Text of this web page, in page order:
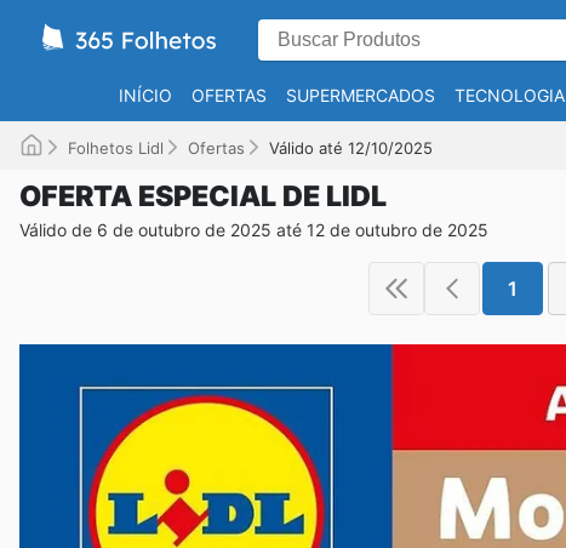
INÍCIO OFERTAS SUPERMERCADOS TECNOLOGIA
Folhetos Lidl Ofertas Válido até 12/10/2025
OFERTA ESPECIAL DE LIDL
Válido de 6 de outubro de 2025 até 12 de outubro de 2025
1